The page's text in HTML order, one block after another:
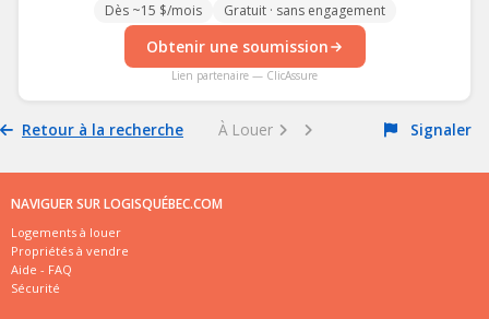
Dès ~15 $/mois Gratuit · sans engagement
Obtenir une soumission
Lien partenaire — ClicAssure
Retour à la recherche À Louer Signaler
NAVIGUER SUR LOGISQUÉBEC.COM
Logements à louer
Propriétés à vendre
Aide - FAQ
Sécurité